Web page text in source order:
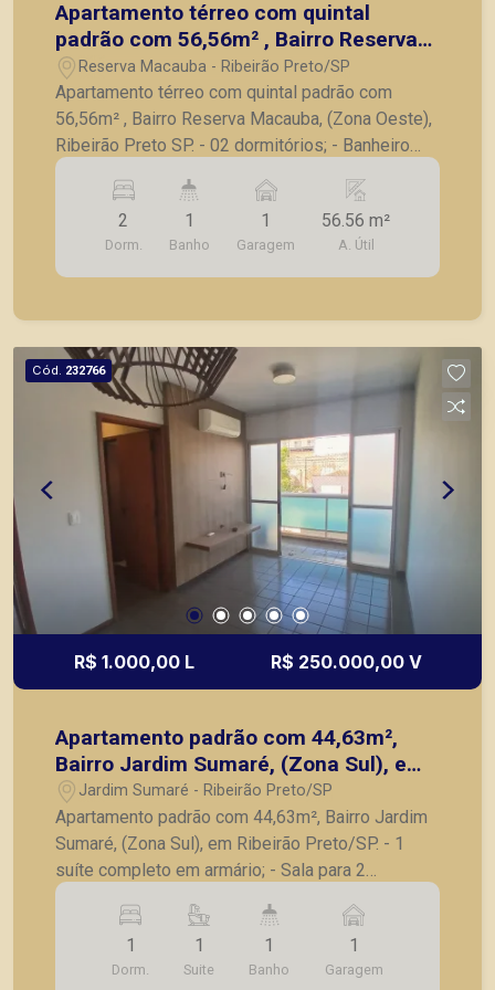
Apartamento térreo com quintal
padrão com 56,56m² , Bairro Reserva
Macauba, (Zona Oeste), Ribeirão Preto
SP.
Reserva Macauba - Ribeirão Preto/SP
Apartamento térreo com quintal padrão com
56,56m² , Bairro Reserva Macauba, (Zona Oeste),
Ribeirão Preto SP. - 02 dormitórios; - Banheiro
social; - Sala para 02 ambientes; - Cozinha; - Área
de serviço; - 01 vaga de garagem. -Quintal de
11,04 metros; A Piramid tem como objetivo
atender seus clientes com agilidade e segurança,
em locação, vendas de imóveis prontos, usados
2
Dorm.
1
Banho
1
Garagem
56.56 m²
A. Útil
Cód. 232766
R$ 1.000,00 L R$ 250.000,00 V
Apartamento padrão com 44,63m²,
Bairro Jardim Sumaré, (Zona Sul), em
Ribeirão Preto/SP.
Jardim Sumaré - Ribeirão Preto/SP
Apartamento padrão com 44,63m², Bairro Jardim
Sumaré, (Zona Sul), em Ribeirão Preto/SP. - 1
suíte completo em armário; - Sala para 2
ambientes com painel; - Cozinha com armários; -
Lavanderia; - Sacada; - 1 vaga de garagem.
Também temos imóveis no Nova Aliança, City
Ribeirão, casas e apartamentos próximos a
1
Dorm.
1
Suite
1
Banho
1
Garagem